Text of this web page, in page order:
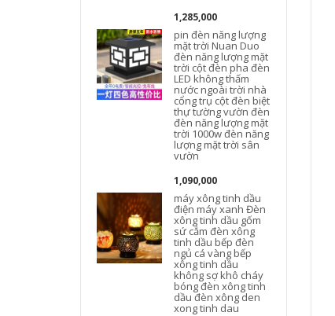
1,285,000
pin đèn năng lượng
mặt trời Nuan Duo
đèn năng lượng mặt
trời cột đèn pha đèn
LED không thấm
nước ngoài trời nhà
cổng trụ cột đèn biệt
thự tường vườn đèn
đèn năng lượng mặt
trời 1000w đèn năng
lượng mặt trời sân
vườn
1,090,000
máy xông tinh dầu
điện máy xanh Đèn
xông tinh dầu gốm
sứ cắm đèn xông
tinh dầu bếp đèn
ngủ cá vàng bếp
xông tinh dầu
không sợ khô cháy
bóng đèn xông tinh
dầu đèn xông den
xong tinh dau